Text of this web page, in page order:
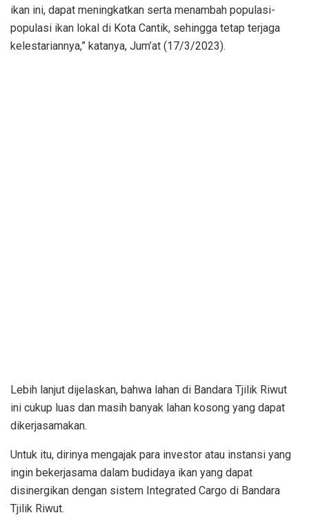
ikan ini, dapat meningkatkan serta menambah populasi-
populasi ikan lokal di Kota Cantik, sehingga tetap terjaga
kelestariannya,” katanya, Jum’at (17/3/2023).
Lebih lanjut dijelaskan, bahwa lahan di Bandara Tjilik Riwut
ini cukup luas dan masih banyak lahan kosong yang dapat
dikerjasamakan.
Untuk itu, dirinya mengajak para investor atau instansi yang
ingin bekerjasama dalam budidaya ikan yang dapat
disinergikan dengan sistem Integrated Cargo di Bandara
Tjilik Riwut.